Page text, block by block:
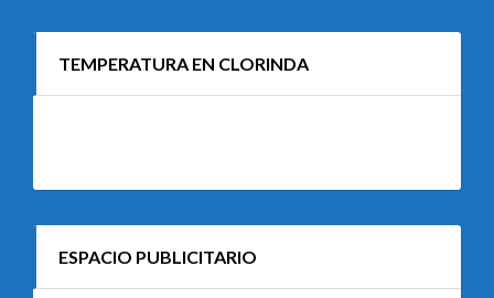
TEMPERATURA EN CLORINDA
ESPACIO PUBLICITARIO